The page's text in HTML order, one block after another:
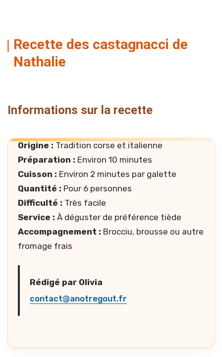
Recette des castagnacci de
Nathalie
Informations sur la recette
Origine : Tradition corse et italienne
Préparation : Environ 10 minutes
Cuisson : Environ 2 minutes par galette
Quantité : Pour 6 personnes
Difficulté : Très facile
Service : À déguster de préférence tiède
Accompagnement : Brocciu, brousse ou autre
fromage frais
Rédigé par Olivia
contact@anotregout.fr